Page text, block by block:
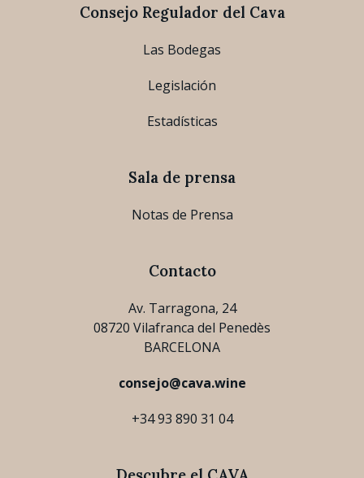
Consejo Regulador del Cava
Las Bodegas
Legislación
Estadísticas
Sala de prensa
Notas de Prensa
Contacto
Av. Tarragona, 24
08720 Vilafranca del Penedès
BARCELONA
consejo@cava.wine
+34 93 890 31 04